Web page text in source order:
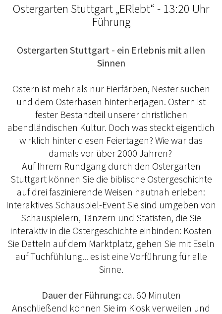
Ostergarten Stuttgart „ERlebt“ - 13:20 Uhr
Führung
Ostergarten Stuttgart - ein Erlebnis mit allen
Sinnen
Ostern ist mehr als nur Eierfärben, Nester suchen
und dem Osterhasen hinterherjagen. Ostern ist
fester Bestandteil unserer christlichen
abendländischen Kultur. Doch was steckt eigentlich
wirklich hinter diesen Feiertagen? Wie war das
damals vor über 2000 Jahren?
Auf Ihrem Rundgang durch den Ostergarten
Stuttgart können Sie die biblische Ostergeschichte
auf drei faszinierende Weisen hautnah erleben:
Interaktives Schauspiel-Event Sie sind umgeben von
Schauspielern, Tänzern und Statisten, die Sie
interaktiv in die Ostergeschichte einbinden: Kosten
Sie Datteln auf dem Marktplatz, gehen Sie mit Eseln
auf Tuchfühlung... es ist eine Vorführung für alle
Sinne.
Dauer der Führung:ca. 60 Minuten
Anschließend können Sie im Kiosk verweilen und